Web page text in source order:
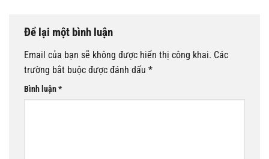
Để lại một bình luận
Email của bạn sẽ không được hiển thị công khai. Các
trường bắt buộc được đánh dấu *
Bình luận*